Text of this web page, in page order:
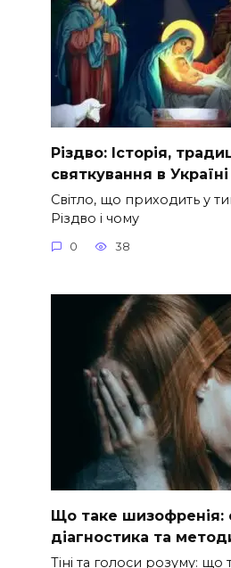
Різдво: Історія,
святкування в Україні
Світло, що приходить у
Різдво і чому
0 38
Що таке шизофренія:
діагностика та
Тіні та голоси розуму: що